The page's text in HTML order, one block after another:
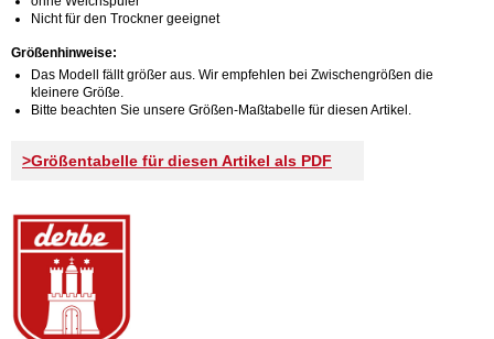
Nicht für den Trockner geeignet
Größenhinweise:
Das Modell fällt größer aus. Wir empfehlen bei Zwischengrößen die
kleinere Größe.
Bitte beachten Sie unsere Größen-Maßtabelle für diesen Artikel.
>Größentabelle für diesen Artikel als PDF